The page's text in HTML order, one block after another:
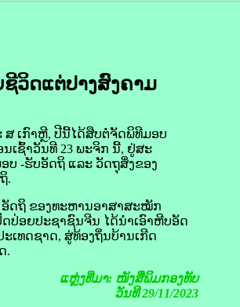
ວິດແຕ່ປາງສົງຄາມ
ເກົາຫຼີ, ປີນີ້ໄດ້ສືບຕໍ່ຈັດພິທີມອບ
ເຊົ້າວັນທີ 23 ພະຈິກ ນີ້, ຢູ່ສະ
ບ -ຮັບອັດຖິ ແລະ ວັດຖຸສິ່ງຂອງ
.
ອັດຖິ ຂອງທະຫານອາສາສະໝັກ
ປ່ອຍປະຊາຊົນຈີນ ໄດ້ນຳເອົາຫີບອັດ
ເທດຊາດ, ສູ່ທ້ອງຖິ່ນບ້ານເກີດ
.
ແຫຼ່ງທີ່ມາ: ໜັງສືພິມກອງທັບ
ວັນທີ 29/11/2023